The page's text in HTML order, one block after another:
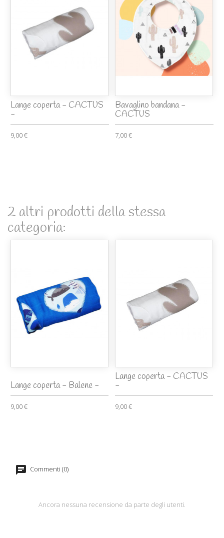
Lange coperta - CACTUS
-
9,00 €
Bavaglino bandana -
CACTUS
7,00 €
2 altri prodotti della stessa
categoria:
Lange coperta - Balene -
9,00 €
Lange coperta - CACTUS
-
9,00 €
Commenti (0)
Ancora nessuna recensione da parte degli utenti.